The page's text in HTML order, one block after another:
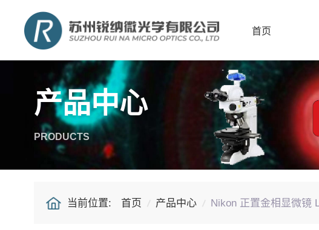
首页
产品中心
PRODUCTS
当前位置: 首页 产品中心